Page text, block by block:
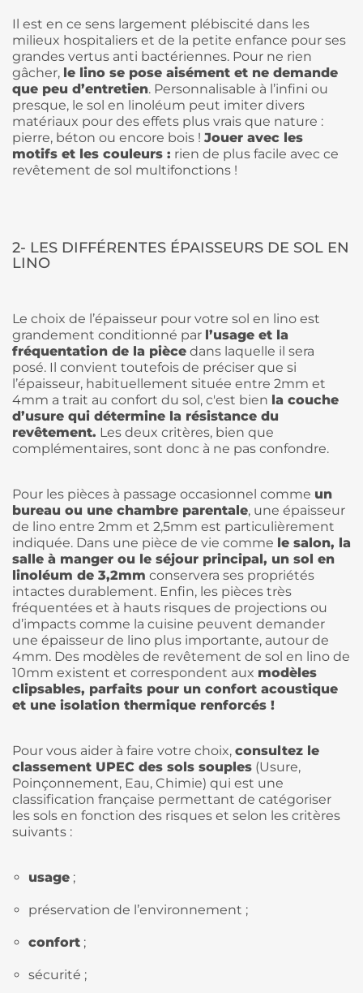
Il est en ce sens largement plébiscité dans les
milieux hospitaliers et de la petite enfance pour ses
grandes vertus anti bactériennes. Pour ne rien
gâcher, le lino se pose aisément et ne demande
que peu d’entretien. Personnalisable à l’infini ou
presque, le sol en linoléum peut imiter divers
matériaux pour des effets plus vrais que nature :
pierre, béton ou encore bois ! Jouer avec les
motifs et les couleurs : rien de plus facile avec ce
revêtement de sol multifonctions !
2- LES DIFFÉRENTES ÉPAISSEURS DE SOL EN
LINO
Le choix de l’épaisseur pour votre sol en lino est
grandement conditionné par l’usage et la
fréquentation de la pièce dans laquelle il sera
posé. Il convient toutefois de préciser que si
l’épaisseur, habituellement située entre 2mm et
4mm a trait au confort du sol, c'est bien la couche
d’usure qui détermine la résistance du
revêtement. Les deux critères, bien que
complémentaires, sont donc à ne pas confondre.
Pour les pièces à passage occasionnel comme un
bureau ou une chambre parentale, une épaisseur
de lino entre 2mm et 2,5mm est particulièrement
indiquée. Dans une pièce de vie comme le salon, la
salle à manger ou le séjour principal, un sol en
linoléum de 3,2mm conservera ses propriétés
intactes durablement. Enfin, les pièces très
fréquentées et à hauts risques de projections ou
d’impacts comme la cuisine peuvent demander
une épaisseur de lino plus importante, autour de
4mm. Des modèles de revêtement de sol en lino de
10mm existent et correspondent aux modèles
clipsables, parfaits pour un confort acoustique
et une isolation thermique renforcés !
Pour vous aider à faire votre choix, consultez le
classement UPEC des sols souples (Usure,
Poinçonnement, Eau, Chimie) qui est une
classification française permettant de catégoriser
les sols en fonction des risques et selon les critères
suivants :
usage ;
préservation de l’environnement ;
confort ;
sécurité ;